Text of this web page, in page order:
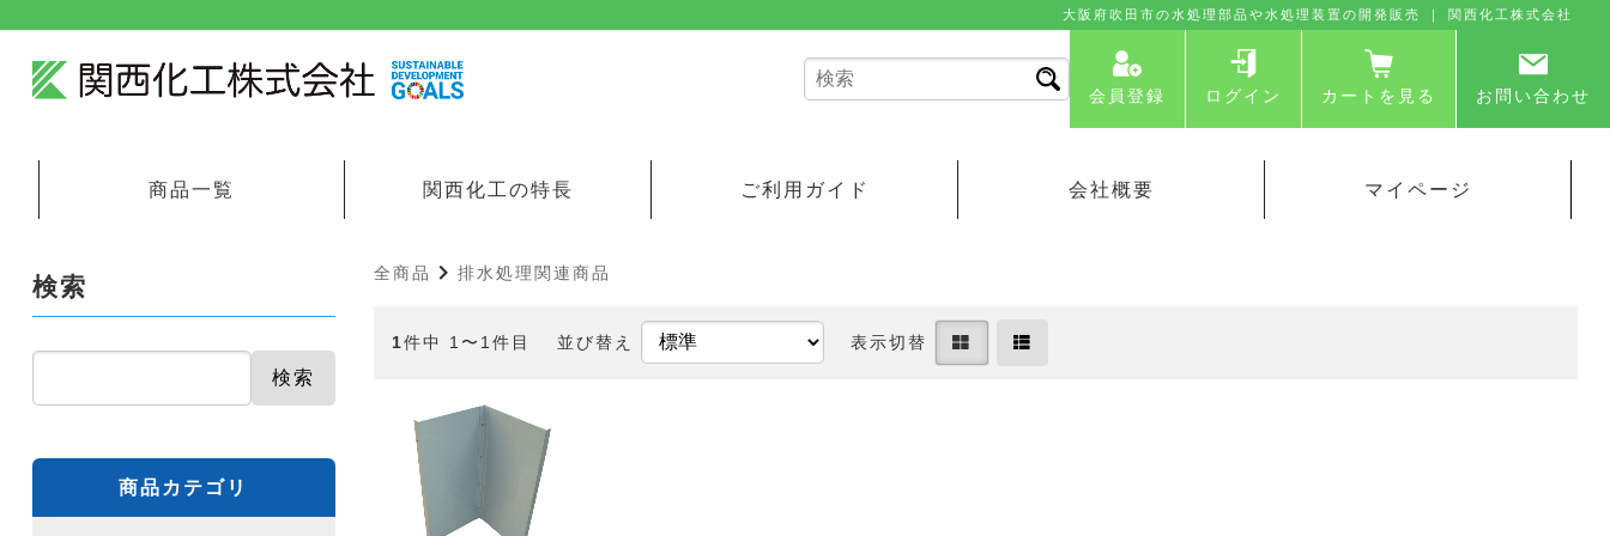
⼤阪府吹⽥市の⽔処理部品や⽔処理装置の開発販売 ｜ 関⻄化⼯株式会社
会員登録 ログイン カートを見る お問い合わせ
商品一覧 関西化工の特長 ご利用ガイド 会社概要 マイページ
全商品 排水処理関連商品
1件中 1〜1件目 並び替え 表示切替
検索
検索
商品カテゴリ